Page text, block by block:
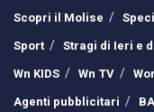
Scopri il Molise
Sport
Stragi di Ieri e
Wn KIDS
Wn TV
Agenti pubblicitari